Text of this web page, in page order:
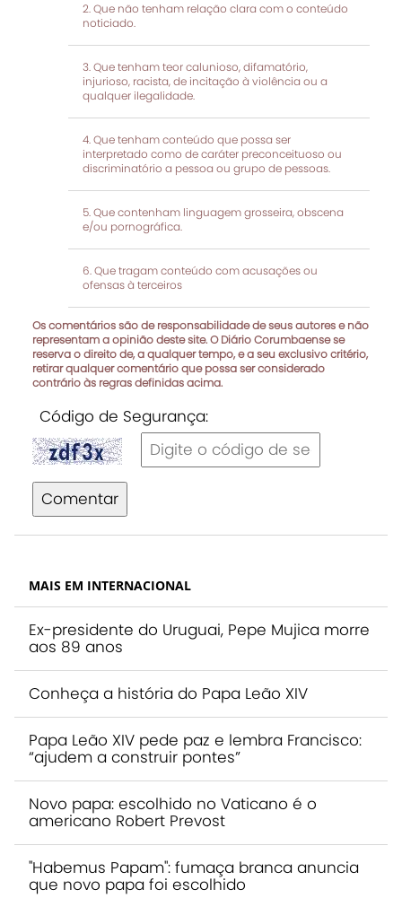
Que não tenham relação clara com o conteúdo
noticiado.
Que tenham teor calunioso, difamatório,
injurioso, racista, de incitação à violência ou a
qualquer ilegalidade.
Que tenham conteúdo que possa ser
interpretado como de caráter preconceituoso ou
discriminatório a pessoa ou grupo de pessoas.
Que contenham linguagem grosseira, obscena
e/ou pornográfica.
Que tragam conteúdo com acusações ou
ofensas à terceiros
Os comentários são de responsabilidade de seus autores e não
representam a opinião deste site. O Diário Corumbaense se
reserva o direito de, a qualquer tempo, e a seu exclusivo critério,
retirar qualquer comentário que possa ser considerado
contrário às regras definidas acima.
Código de Segurança:
Comentar
MAIS EM INTERNACIONAL
Ex-presidente do Uruguai, Pepe Mujica morre
aos 89 anos
Conheça a história do Papa Leão XIV
Papa Leão XIV pede paz e lembra Francisco:
“ajudem a construir pontes”
Novo papa: escolhido no Vaticano é o
americano Robert Prevost
"Habemus Papam": fumaça branca anuncia
que novo papa foi escolhido